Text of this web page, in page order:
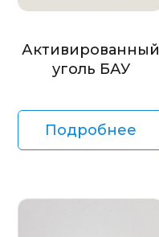
Активированный
уголь БАУ
Подробнее